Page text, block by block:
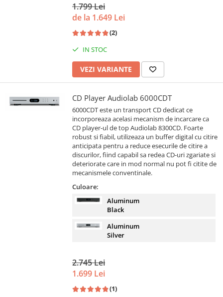
1.799 Lei
de la 1.649 Lei
(2)
IN STOC
VEZI VARIANTE
CD Player Audiolab 6000CDT
6000CDT este un transport CD dedicat ce
incorporeaza acelasi mecanism de incarcare ca
CD player-ul de top Audiolab 8300CD. Foarte
robust si fiabil, utilizeaza un buffer digital cu citire
anticipata pentru a reduce esecurile de citire a
discurilor, fiind capabil sa redea CD-uri zgariate si
deteriorate care in mod normal nu pot fi citite de
mecanismele conventinale.
Culoare:
Aluminum
Black
Aluminum
Silver
2.745 Lei
1.699 Lei
(1)